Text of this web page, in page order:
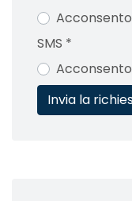
Acconsento
SMS *
Acconsento